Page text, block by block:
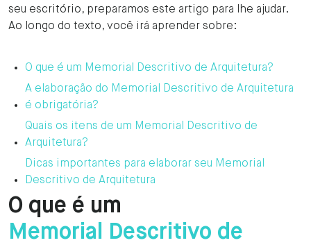
seu escritório, preparamos este artigo para lhe ajudar.
Ao longo do texto, você irá aprender sobre:
O que é um Memorial Descritivo de Arquitetura?
A elaboração do Memorial Descritivo de Arquitetura
é obrigatória?
Quais os itens de um Memorial Descritivo de
Arquitetura?
Dicas importantes para elaborar seu Memorial
Descritivo de Arquitetura
O que é um
Memorial Descritivo de